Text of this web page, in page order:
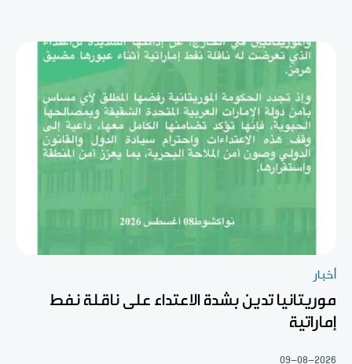
أخبار
موريتانيا تدين بشدة الاعتداء على ناقلة نفط
إماراتية
09-08-2026